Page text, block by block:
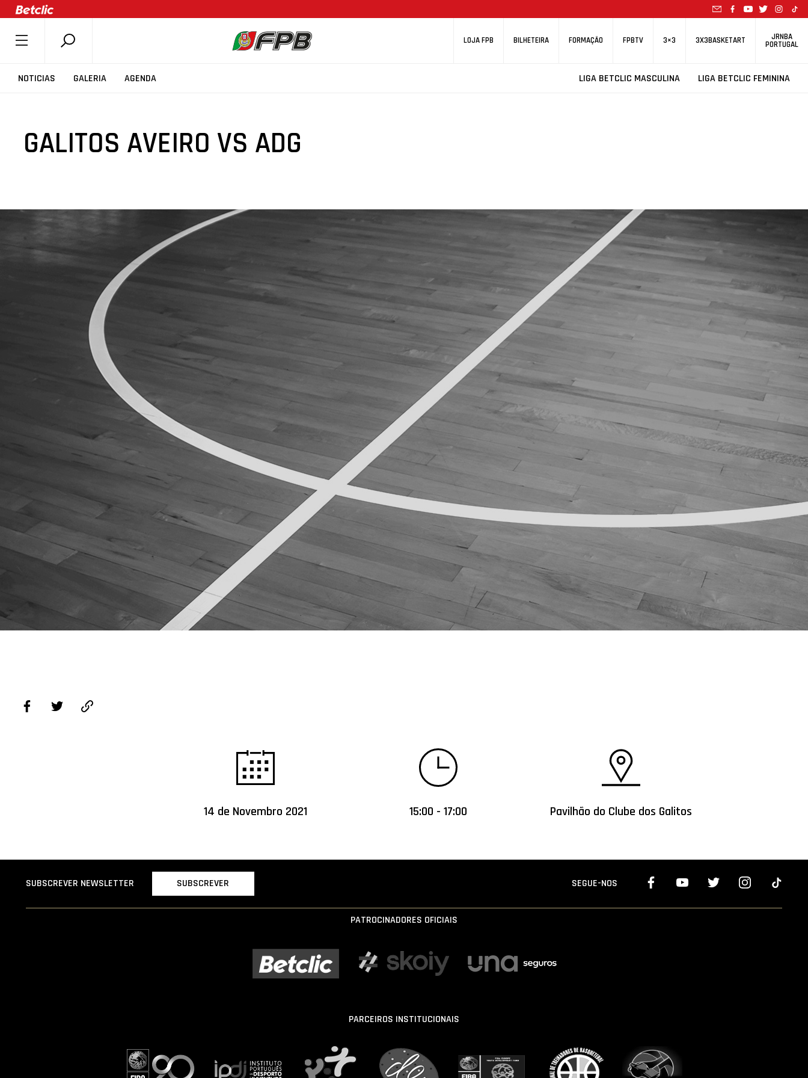
LOJA FPB BILHETEIRA FORMAÇÃO FPBTV 3×3 3X3BASKETART JRNBA
PORTUGAL
NOTICIAS GALERIA AGENDA LIGA BETCLIC MASCULINA LIGA BETCLIC FEMININA
SOBRE A FPB
COMPETIÇÕES
ASSOCIAÇÕES
AGENDA
MINIBASQUETE
ÁREA TÉCNICA
PROJETOS
GALITOS AVEIRO VS ADG
14 de Novembro 2021 15:00 - 17:00 Pavilhão do Clube dos Galitos
SUBSCREVER NEWSLETTER SUBSCREVER SEGUE-NOS
PATROCINADORES OFICIAIS
PARCEIROS INSTITUCIONAIS